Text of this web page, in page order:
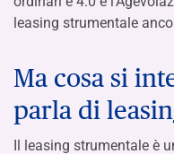
leasing strumentale
Ma cosa si
parla di
Il leasing strumentale è